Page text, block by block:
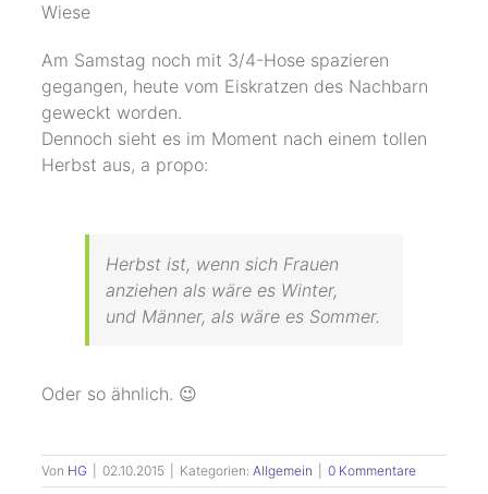
Wiese
Am Samstag noch mit 3/4-Hose spazieren
gegangen, heute vom Eiskratzen des Nachbarn
geweckt worden.
Dennoch sieht es im Moment nach einem tollen
Herbst aus, a propo:
Herbst ist, wenn sich Frauen
anziehen als wäre es Winter,
und Männer, als wäre es Sommer.
Oder so ähnlich. 😉
Von HG 02.10.2015 Kategorien: Allgemein 0 Kommentare